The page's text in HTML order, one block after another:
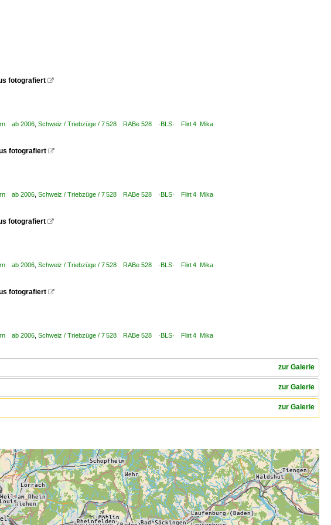
fotografiert 
ab 2006 Schweiz / Triebzüge / 7 528 RABe 528 ·BLS· Flirt 4 Mika
fotografiert 
ab 2006 Schweiz / Triebzüge / 7 528 RABe 528 ·BLS· Flirt 4 Mika
fotografiert 
ab 2006 Schweiz / Triebzüge / 7 528 RABe 528 ·BLS· Flirt 4 Mika
fotografiert 
ab 2006 Schweiz / Triebzüge / 7 528 RABe 528 ·BLS· Flirt 4 Mika
zur Galerie
zur Galerie
zur Galerie